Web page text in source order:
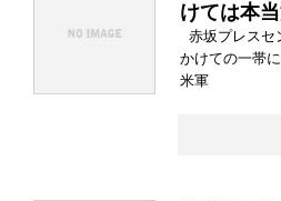
けては本
赤坂プレスセ
かけての一帯
米軍